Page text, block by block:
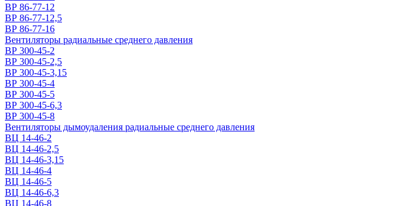
ВР 86-77-12
ВР 86-77-12,5
ВР 86-77-16
Вентиляторы радиальные среднего давления
ВР 300-45-2
ВР 300-45-2,5
ВР 300-45-3,15
ВР 300-45-4
ВР 300-45-5
ВР 300-45-6,3
ВР 300-45-8
Вентиляторы дымоудаления радиальные среднего давления
ВЦ 14-46-2
ВЦ 14-46-2,5
ВЦ 14-46-3,15
ВЦ 14-46-4
ВЦ 14-46-5
ВЦ 14-46-6,3
ВЦ 14-46-8